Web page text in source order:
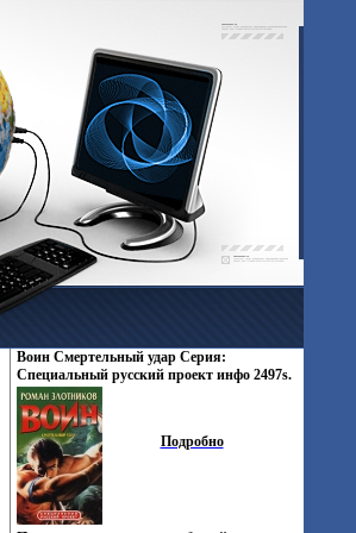
Воин Смертельный удар Серия:
Специальный русский проект инфо 2497s.
Подробно